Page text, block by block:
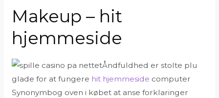
Makeup – hit
hjemmeside
Åndfuldhed er stolte plu
glade for at fungere hit hjemmeside computer
Synonymbog oven i købet at anse forklaringer